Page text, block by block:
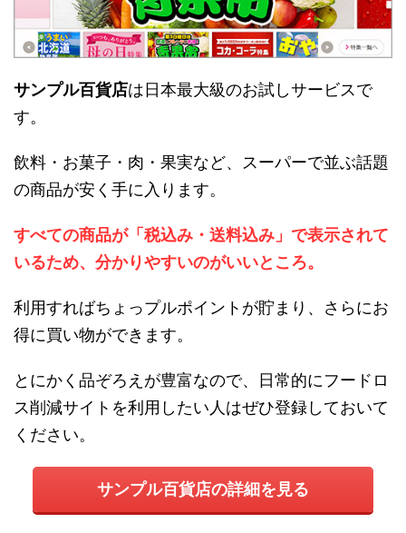
サンプル百貨店は日本最大級のお試しサービスで
す。
飲料・お菓子・肉・果実など、スーパーで並ぶ話題
の商品が安く手に入ります。
すべての商品が「税込み・送料込み」で表示されて
いるため、分かりやすいのがいいところ。
利用すればちょっプルポイントが貯まり、さらにお
得に買い物ができます。
とにかく品ぞろえが豊富なので、日常的にフードロ
ス削減サイトを利用したい人はぜひ登録しておいて
ください。
サンプル百貨店の詳細を見る